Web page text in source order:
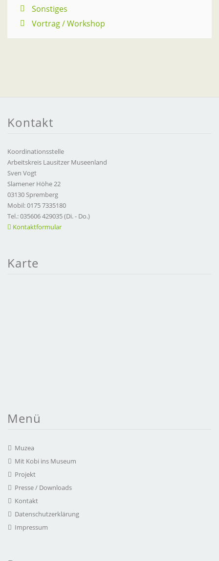
Sonstiges
Vortrag / Workshop
Kontakt
Koordinationsstelle
Arbeitskreis Lausitzer Museenland
Sven Vogt
Slamener Höhe 22
03130 Spremberg
Mobil: 0175 7335180
Tel.: 035606 429035 (Di. - Do.)
Kontaktformular
Karte
Menü
Muzea
Mit Kobi ins Museum
Projekt
Presse / Downloads
Kontakt
Datenschutzerklärung
Impressum